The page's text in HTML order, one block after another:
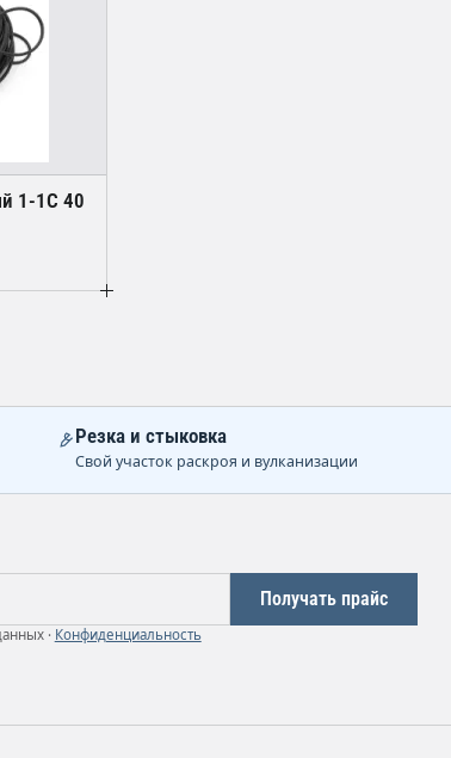
1-1С 40
Резка и стыковка
Свой участок раскроя и вулканизации
Получать прайс
· Конфиденциальность